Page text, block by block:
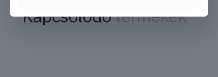
Kapcsolódótermékek